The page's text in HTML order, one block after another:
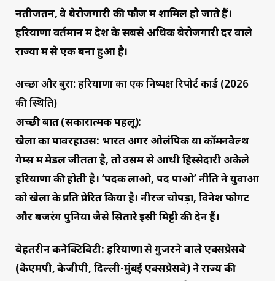
नतीजतन, वे बेरोजगारी की फौज में शामिल हो जाते हैं।
हरियाणा वर्तमान में देश के सबसे अधिक बेरोजगारी दर वाले
राज्यों में से एक बना हुआ है।
अच्छा और बुरा: हरियाणा का एक निष्पक्ष रिपोर्ट कार्ड (2026
की स्थिति)
अच्छी बातें (सकारात्मक पहलू):
खेलों का पावरहाउस: भारत अगर ओलंपिक या कॉमनवेल्थ
गेम्स में मेडल जीतता है, तो उसमें से आधी हिस्सेदारी अकेले
हरियाणा की होती है। ‘पदक लाओ, पद पाओ’ नीति ने युवाओं
को खेलों के प्रति प्रेरित किया है। नीरज चोपड़ा, विनेश फोगट
और बजरंग पुनिया जैसे सितारे इसी मिट्टी की देन हैं।
बेहतरीन कनेक्टिविटी: हरियाणा से गुजरने वाले एक्सप्रेसवे
(केएमपी, केजीपी, दिल्ली-मुंबई एक्सप्रेसवे) ने राज्य की